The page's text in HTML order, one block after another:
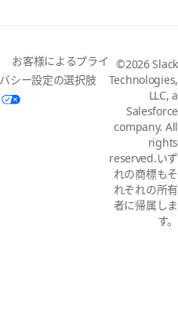
お客様によるプライ
バシー設定の選択肢
©2026 Slack
Technologies,
LLC, a
Salesforce
company. All
rights
reserved.いず
れの商標もそ
れぞれの所有
者に帰属しま
す。